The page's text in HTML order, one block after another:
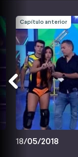
Capítulo anterior
18/05/2018